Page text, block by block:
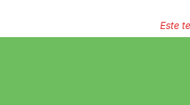
Este